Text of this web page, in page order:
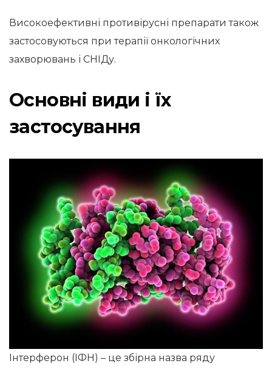
Високоефективні противірусні препарати також
застосовуються при терапії онкологічних
захворювань і СНІДу.
Основні види і їх
застосування
Інтерферон (ІФН) – це збірна назва ряду